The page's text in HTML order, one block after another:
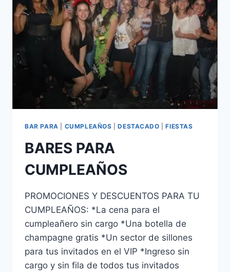
BAR PARA CUMPLEAÑOS |DESTACADO |FIESTAS
BARES PARA
CUMPLEAÑOS
PROMOCIONES Y DESCUENTOS PARA TU
CUMPLEAÑOS: *La cena para el
cumpleañero sin cargo *Una botella de
champagne gratis *Un sector de sillones
para tus invitados en el VIP *Ingreso sin
cargo y sin fila de todos tus invitados